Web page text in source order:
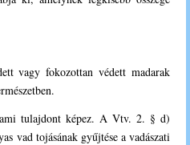
vagy fokozottan védett madarak
tulajdont képez. A Vtv. 2. § d)
vad tojásának gyűjtése a vadászati